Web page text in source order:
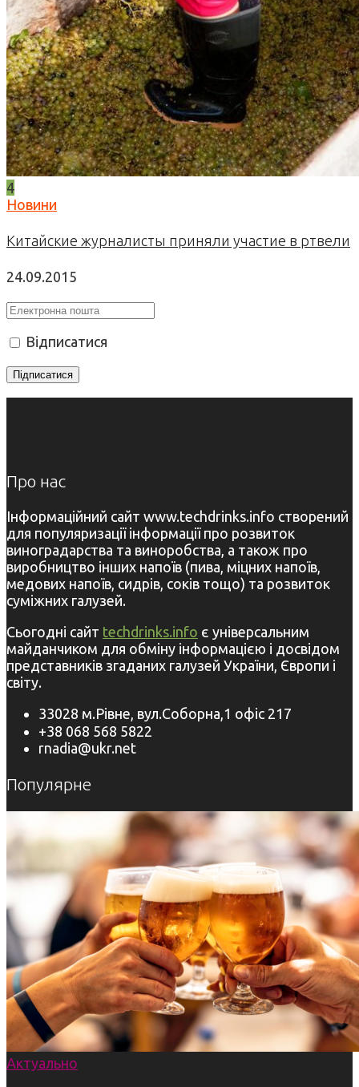
4
Новини
Китайские журналисты приняли участие в ртвели
24.09.2015
Відписатися
Про нас
Інформаційний сайт www.techdrinks.info створений
для популяризації інформації про розвиток
виноградарства та виноробства, а також про
виробництво інших напоїв (пива, міцних напоїв,
медових напоїв, сидрів, соків тощо) та розвиток
суміжних галузей.
Сьогодні сайт techdrinks.info є універсальним
майданчиком для обміну інформацією і досвідом
представників згаданих галузей України, Європи і
світу.
33028 м.Рівне, вул.Соборна,1 офіс 217
+38 068 568 5822
rnadia@ukr.net
Популярне
Актуально